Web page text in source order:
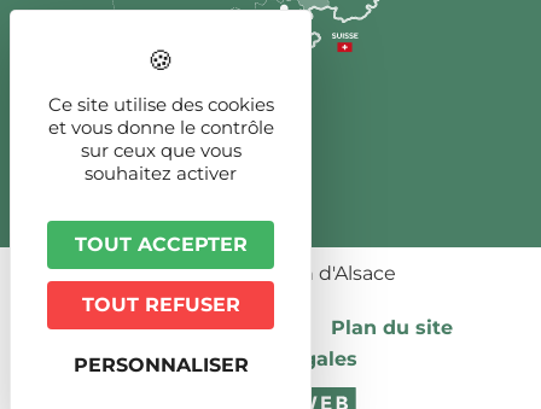
© 2026 - Ballon d'Alsace
Publications légales
Plan du site
Mentions légales
Ce site utilise des cookies
et vous donne le contrôle
sur ceux que vous
souhaitez activer
TOUT ACCEPTER
TOUT REFUSER
PERSONNALISER